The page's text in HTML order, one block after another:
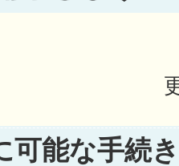
可能な手続き